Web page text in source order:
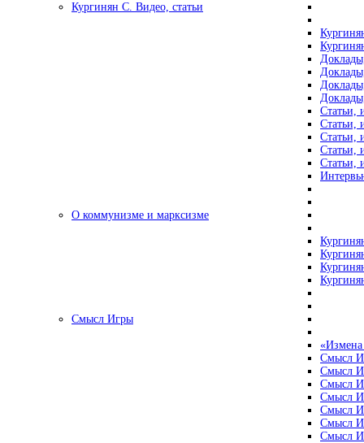
Кургинян С. Видео, статьи
Статьи,
Статьи,
Статьи,
Статьи,
Статьи,
О коммунизме и марксизме
Смысл Игры
«Измена
Смысл
Смысл
Смысл
Смысл
Смысл
Смысл
Смысл